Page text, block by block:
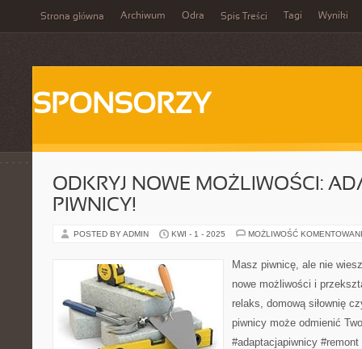
Strona główna Archiwum Odra Spis Treści Tagi Wyniki
SPONSORZY
ODKRYJ NOWE MOŻLIWOŚCI:
PIWNICY!
POSTED BY ADMIN KWI - 1 - 2025 MOŻLIWOŚĆ
Masz piwnicę, ale nie
nowe możliwości i
relaks, domową siłownię
piwnicy może odmienić
#adaptacjapiwnicy #remont